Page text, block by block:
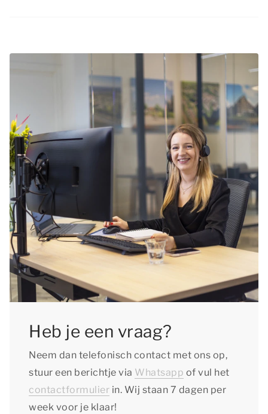
in een nabijgelegen stad of dorp.
Heb je een vraag?
Neem dan telefonisch contact met ons op,
stuur een berichtje via Whatsapp of vul het
contactformulier in. Wij staan 7 dagen per
week voor je klaar!